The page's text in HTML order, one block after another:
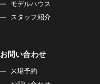
モデルハウス
スタッフ紹介
お問い合わせ
来場予約